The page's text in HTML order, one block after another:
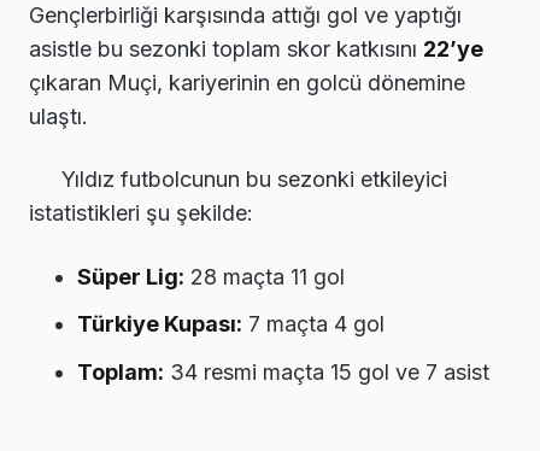
Gençlerbirliği karşısında attığı gol ve yaptığı
asistle bu sezonki toplam skor katkısını 22’ye
çıkaran Muçi, kariyerinin en golcü dönemine
ulaştı.
Yıldız futbolcunun bu sezonki etkileyici
istatistikleri şu şekilde:
Süper Lig: 28 maçta 11 gol
Türkiye Kupası: 7 maçta 4 gol
Toplam: 34 resmi maçta 15 gol ve 7 asist